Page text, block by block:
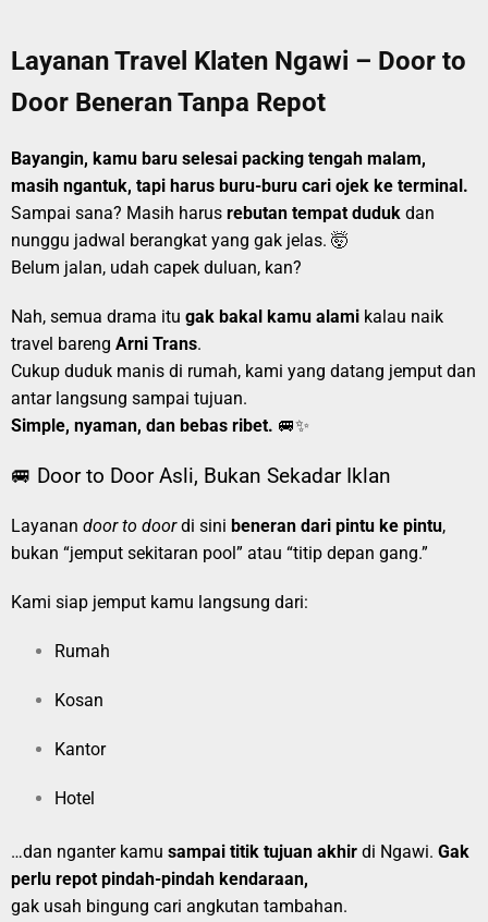
Layanan Travel Klaten Ngawi – Door to
Door Beneran Tanpa Repot
Bayangin, kamu baru selesai packing tengah malam,
masih ngantuk, tapi harus buru-buru cari ojek ke terminal.
Sampai sana? Masih harus rebutan tempat duduk dan
nunggu jadwal berangkat yang gak jelas. 🤯
Belum jalan, udah capek duluan, kan?
Nah, semua drama itu gak bakal kamu alami kalau naik
travel bareng Arni Trans.
Cukup duduk manis di rumah, kami yang datang jemput dan
antar langsung sampai tujuan.
Simple, nyaman, dan bebas ribet. 🚐✨
🚐 Door to Door Asli, Bukan Sekadar Iklan
Layanan door to doordi sini beneran dari pintu ke pintu,
bukan “jemput sekitaran pool” atau “titip depan gang.”
Kami siap jemput kamu langsung dari:
Rumah
Kosan
Kantor
Hotel
…dan nganter kamu sampai titik tujuan akhir di Ngawi. Gak
perlu repot pindah-pindah kendaraan,
gak usah bingung cari angkutan tambahan.